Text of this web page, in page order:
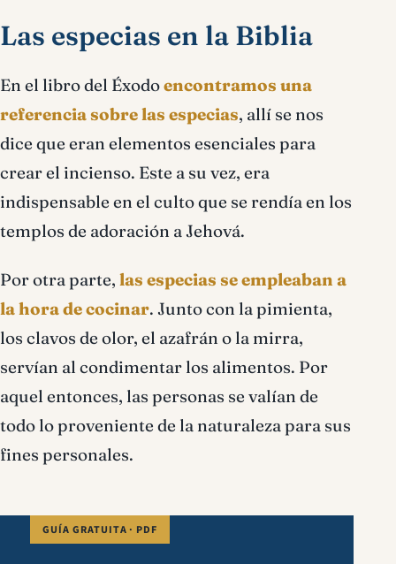
Las especias en la Biblia
En el libro del Éxodoencontramos una
referencia sobre las especias, allí se nos
dice que eran elementos esenciales para
crear el incienso. Este a su vez, era
indispensable en el culto que se rendía en los
templos de adoración a Jehová.
Por otra parte, las especias se empleaban a
la hora de cocinar. Junto con la pimienta,
los clavos de olor, el azafrán o la mirra,
servían al condimentar los alimentos. Por
aquel entonces, las personas se valían de
todo lo proveniente de la naturaleza para sus
fines personales.
GUÍA GRATUITA · PDF